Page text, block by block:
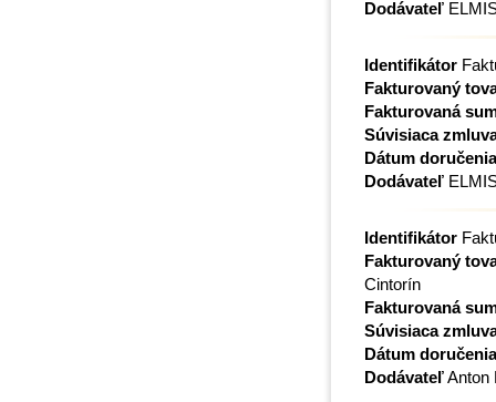
Dodávateľ
Identifikátor
Fakturovaný
Fakturovaná
Súvisiaca
Dátum doručenia
Dodávateľ
Identifikátor
Fakturovaný
Cintorín
Fakturovaná
Súvisiaca
Dátum doručenia
DodávateľAnton